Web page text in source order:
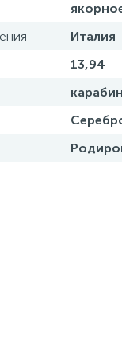
Италия
13,94
карабин